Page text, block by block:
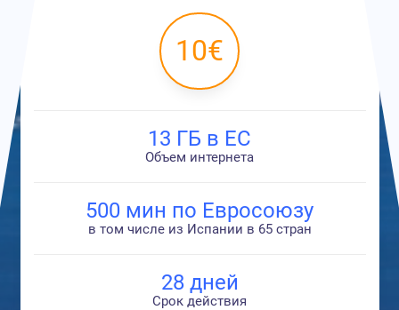
10€
13 ГБ в ЕС
Объем интернета
500 мин по Евросоюзу
в том числе из Испании в 65 стран
28 дней
Срок действия